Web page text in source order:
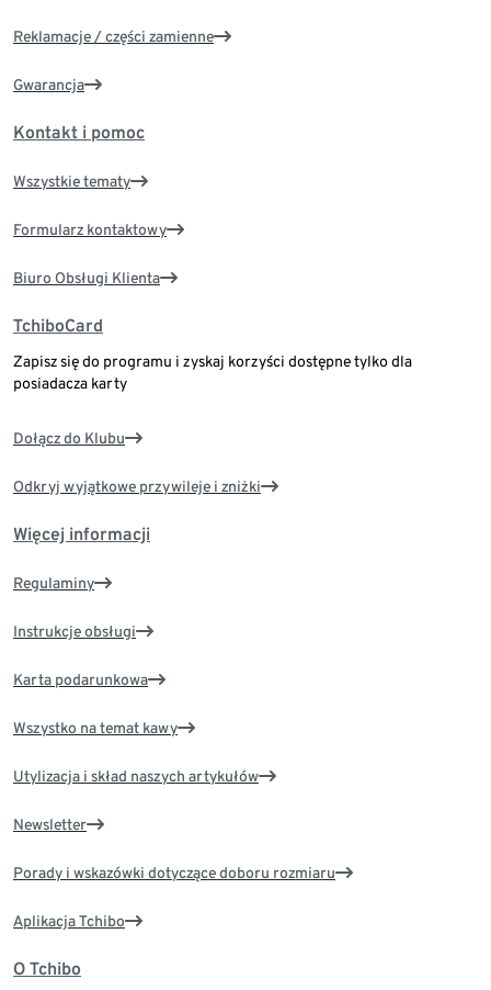
Reklamacje / części zamienne
Gwarancja
Kontakt i pomoc
Wszystkie tematy
Formularz kontaktowy
Biuro Obsługi Klienta
TchiboCard
Zapisz się do programu i zyskaj korzyści dostępne tylko dla
posiadacza karty
Dołącz do Klubu
Odkryj wyjątkowe przywileje i zniżki
Więcej informacji
Regulaminy
Instrukcje obsługi
Karta podarunkowa
Wszystko na temat kawy
Utylizacja i skład naszych artykułów
Newsletter
Porady i wskazówki dotyczące doboru rozmiaru
Aplikacja Tchibo
O Tchibo